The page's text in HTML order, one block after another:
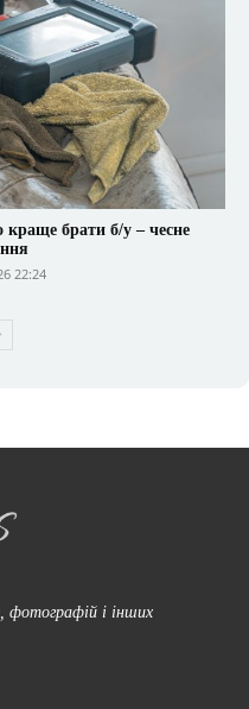
брати б/у – чесне
22:24
фотографій і інших